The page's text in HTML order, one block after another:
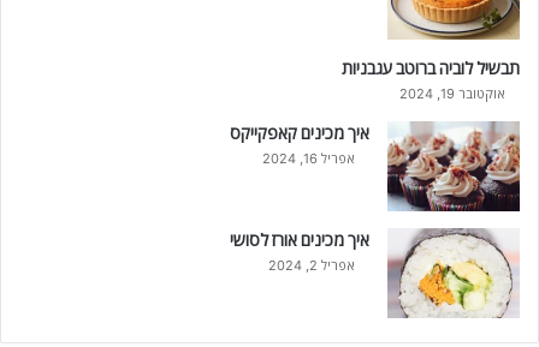
תבשיל לוביה ברוטב עגבניות
אוקטובר 19, 2024
איך מכינים קאפקייקס
אפריל 16, 2024
איך מכינים אורז לסושי
אפריל 2, 2024